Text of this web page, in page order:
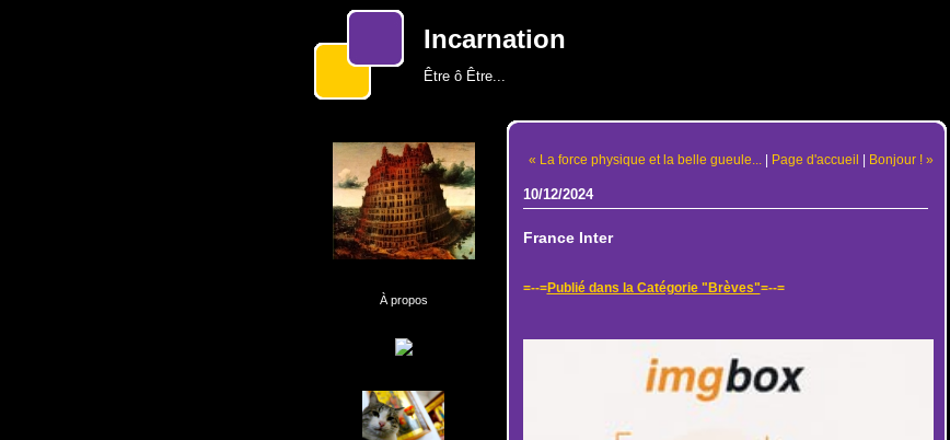
Incarnation
Être ô Être...
À propos
« La force physique et la belle gueule... | Page d'accueil | Bonjour ! »
10/12/2024
France Inter
=--=Publié dans la Catégorie "Brèves"=--=